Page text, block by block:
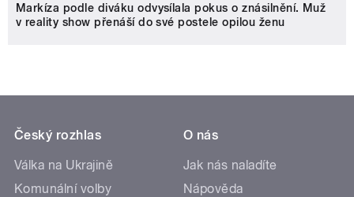
Markíza podle diváku odvysílala pokus o znásilnění. Muž
v reality show přenáší do své postele opilou ženu
Český rozhlas
Válka na Ukrajině
Komunální volby
O nás
Jak nás naladíte
Nápověda